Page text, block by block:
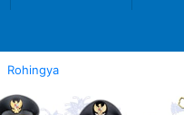
Rohingya